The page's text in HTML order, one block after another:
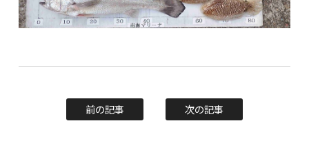
前の記事 次の記事